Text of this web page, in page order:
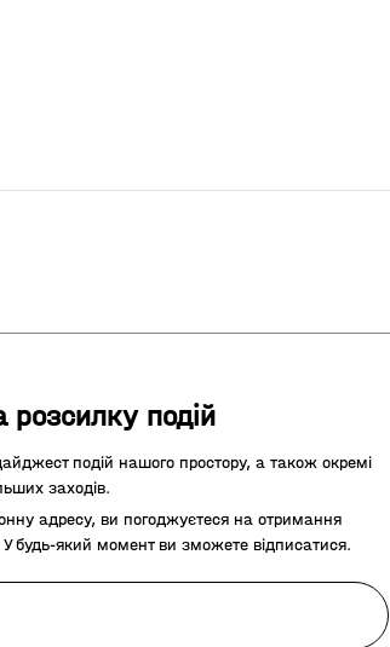
розсилку подій
подій нашого простору, а також окремі
заходів.
адресу, ви погоджуєтеся на отримання
будь-який момент ви зможете відписатися.